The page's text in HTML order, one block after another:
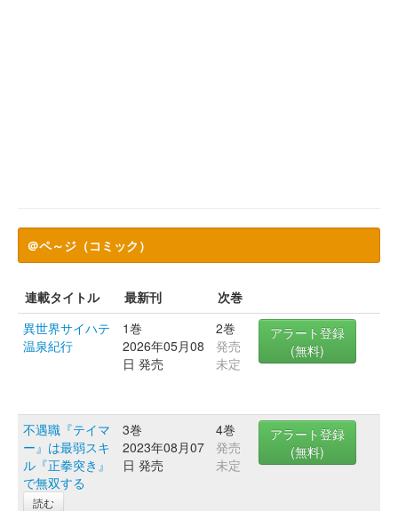
＠ペ～ジ（コミック）
連載タイトル 最新刊
次巻
異世界サイハテ
温泉紀行
1巻
2026年05月08
日 発売
2巻
発売
未定
アラート登録
(無料)
不遇職『テイマ
ー』は最弱スキ
ル『正拳突き』
で無双する
読む
3巻
2023年08月07
日 発売
4巻
発売
未定
アラート登録
(無料)